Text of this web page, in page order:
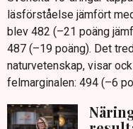
läsförståelse jämfört
blev 482 (–21 poäng
487 (–19 poäng). Det
naturvetenskap, visar
felmarginalen: 494 (–6